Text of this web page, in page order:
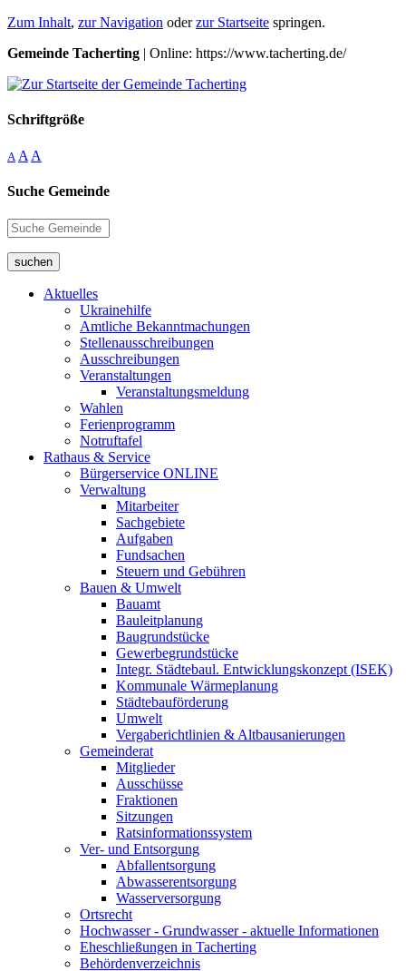
Zum Inhalt, zur Navigation oderzur Startseite springen.
Gemeinde Tacherting | Online: https://www.tacherting.de/
Schriftgröße
A A A
Suche Gemeinde
suchen
Aktuelles
Ukrainehilfe
Amtliche Bekanntmachungen
Stellenausschreibungen
Ausschreibungen
Veranstaltungen
Veranstaltungsmeldung
Wahlen
Ferienprogramm
Notruftafel
Rathaus & Service
Bürgerservice ONLINE
Verwaltung
Mitarbeiter
Sachgebiete
Aufgaben
Fundsachen
Steuern und Gebühren
Bauen & Umwelt
Bauamt
Bauleitplanung
Baugrundstücke
Gewerbegrundstücke
Integr. Städtebaul. Entwicklungskonzept (ISEK)
Kommunale Wärmeplanung
Städtebauförderung
Umwelt
Vergaberichtlinien & Altbausanierungen
Gemeinderat
Mitglieder
Ausschüsse
Fraktionen
Sitzungen
Ratsinformationssystem
Ver- und Entsorgung
Abfallentsorgung
Abwasserentsorgung
Wasserversorgung
Ortsrecht
Hochwasser - Grundwasser - aktuelle Informationen
Eheschließungen in Tacherting
Behördenverzeichnis